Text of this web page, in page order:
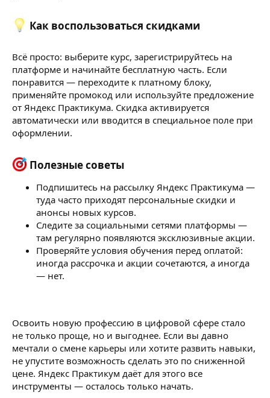
Как воспользоваться скидками​
Всё просто: выберите курс, зарегистрируйтесь на
платформе и начинайте бесплатную часть. Если
понравится — переходите к платному блоку,
применяйте промокод или используйте предложение
от Яндекс Практикума. Скидка активируется
автоматически или вводится в специальное поле при
оформлении.
Полезные советы​
Подпишитесь на рассылку Яндекс Практикума —
туда часто приходят персональные скидки и
анонсы новых курсов.
Следите за социальными сетями платформы —
там регулярно появляются эксклюзивные акции.
Проверяйте условия обучения перед оплатой:
иногда рассрочка и акции сочетаются, а иногда
— нет.
Освоить новую профессию в цифровой сфере стало
не только проще, но и выгоднее. Если вы давно
мечтали о смене карьеры или хотите развить навыки,
не упустите возможность сделать это по сниженной
цене. Яндекс Практикум даёт для этого все
инструменты — осталось только начать.